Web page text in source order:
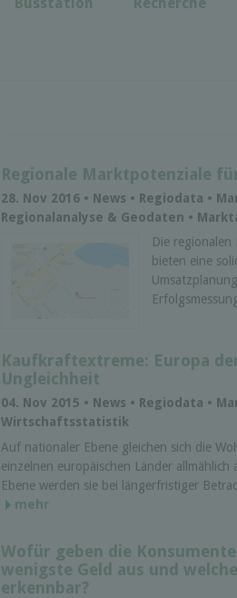
Regionale Marktpotenziale
28. Nov 2016 • News • Regiodata •
Regionalanalyse & Geodaten •
Die
bieten eine
Kaufkraftextreme: Europa
Ungleichheit
04. Nov 2015 • News • Regiodata •
Wirtschaftsstatistik
Auf nationaler Ebene gleichen sich die
einzelnen europäischen Länder
Ebene werden sie bei längerfristiger
mehr
Wofür geben die
wenigste Geld aus und
erkennbar?